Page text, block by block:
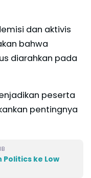
dan aktivis
bahwa
diarahkan pada
peserta
pentingnya
Politics ke Low